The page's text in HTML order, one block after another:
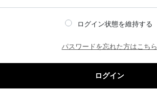
ログイン状態を維持する
パスワードを忘れた方はこちら
ログイン